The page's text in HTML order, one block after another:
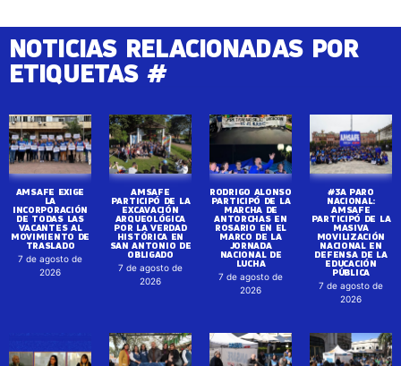
NOTICIAS RELACIONADAS POR
ETIQUETAS #
AMSAFE EXIGE
LA
INCORPORACIÓN
DE TODAS LAS
VACANTES AL
MOVIMIENTO DE
TRASLADO
7 de agosto de
2026
AMSAFE
PARTICIPÓ DE LA
EXCAVACIÓN
ARQUEOLÓGICA
POR LA VERDAD
HISTÓRICA EN
SAN ANTONIO DE
OBLIGADO
7 de agosto de
2026
RODRIGO ALONSO
PARTICIPÓ DE LA
MARCHA DE
ANTORCHAS EN
ROSARIO EN EL
MARCO DE LA
JORNADA
NACIONAL DE
LUCHA
7 de agosto de
2026
#3A PARO
NACIONAL:
AMSAFE
PARTICIPÓ DE LA
MASIVA
MOVILIZACIÓN
NACIONAL EN
DEFENSA DE LA
EDUCACIÓN
PÚBLICA
7 de agosto de
2026